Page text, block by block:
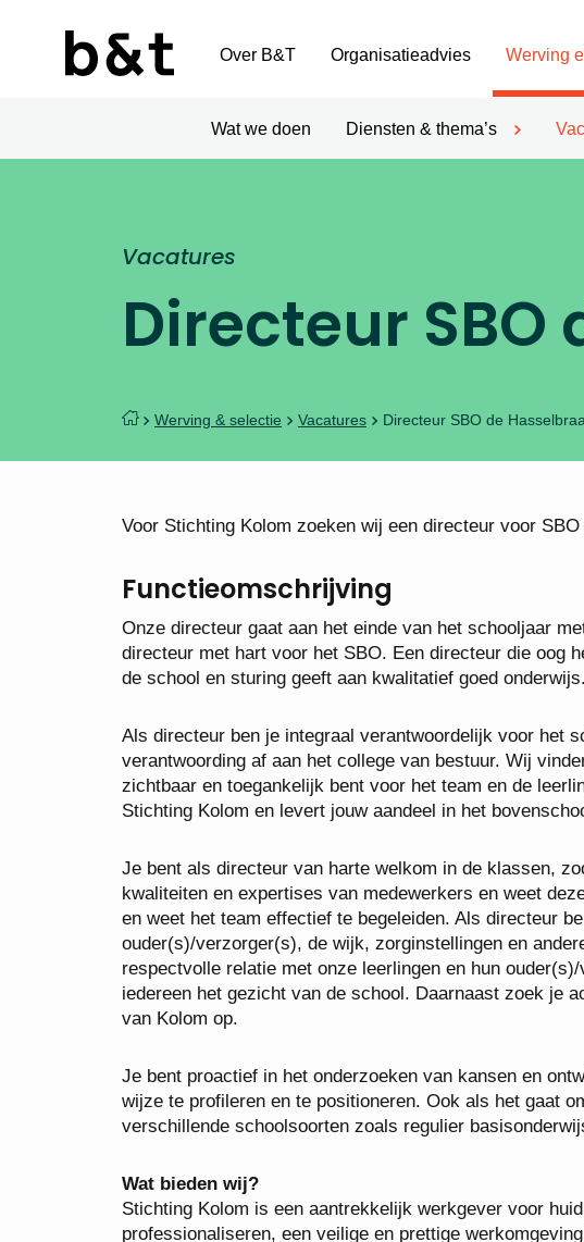
Over B&T Organisatieadvies Werving
Wat we doen Diensten & thema’s
Directeur
Vacatures
Werving & selectie Vacatures Directeur SBO de
Voor Stichting Kolom zoeken wij een directeur voor
Functieomschrijving
Onze directeur gaat aan het einde van het schooljaar
directeur met hart voor het SBO. Een directeur die oog
de school en sturing geeft aan kwalitatief goed onderwijs.
Als directeur ben je integraal verantwoordelijk voor het
verantwoording af aan het college van bestuur. Wij
zichtbaar en toegankelijk bent voor het team en de
Stichting Kolom en levert jouw aandeel in het
Je bent als directeur van harte welkom in de klassen,
kwaliteiten en expertises van medewerkers en weet
en weet het team effectief te begeleiden. Als directeur
ouder(s)/verzorger(s), de wijk, zorginstellingen en
respectvolle relatie met onze leerlingen en hun
iedereen het gezicht van de school. Daarnaast zoek je
van Kolom op.
Je bent proactief in het onderzoeken van kansen en
wijze te profileren en te positioneren. Ook als het gaat
verschillende schoolsoorten zoals regulier
Wat bieden wij?
Stichting Kolom is een aantrekkelijk werkgever voor
professionaliseren, een veilige en prettige